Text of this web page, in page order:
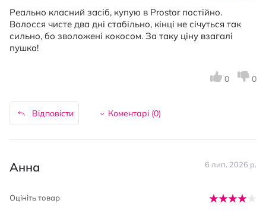
Реально класний засіб, купую в Prostor постійно.
Волосся чисте два дні стабільно, кінці не січуться так
сильно, бо зволожені кокосом. За таку ціну взагалі
пушка!
Відповісти Коментарі (0)
0 0
Анна 6 лип. 2026 р.
Оцініть товар